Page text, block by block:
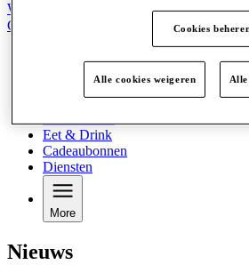
Word lid van de Club
Gered,
Aanbiedingen
Plan je bezoek
Eet & Drink
Cadeaubonnen
Diensten
More
Nieuws
Cookies
Alle cookies weigeren